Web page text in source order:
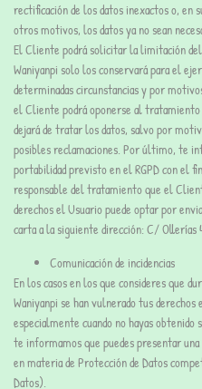
rectificación de los datos inexactos o, en
otros motivos, los datos ya no sean
El Cliente podrá solicitar la limitación
Waniyanpi solo los conservará para el
determinadas circunstancias y por
el Cliente podrá oponerse al tratamiento
dejará de tratar los datos, salvo por
posibles reclamaciones. Por último, te
portabilidad previsto en el RGPD con el
responsable del tratamiento que el
derechos el Usuario puede optar por
carta a la siguiente dirección: C/ Ollerías
Comunicación de incidencias
En los casos en los que consideres que
Waniyanpi se han vulnerado tus
especialmente cuando no hayas
te informamos que puedes presentar
en materia de Protección de Datos
Datos).